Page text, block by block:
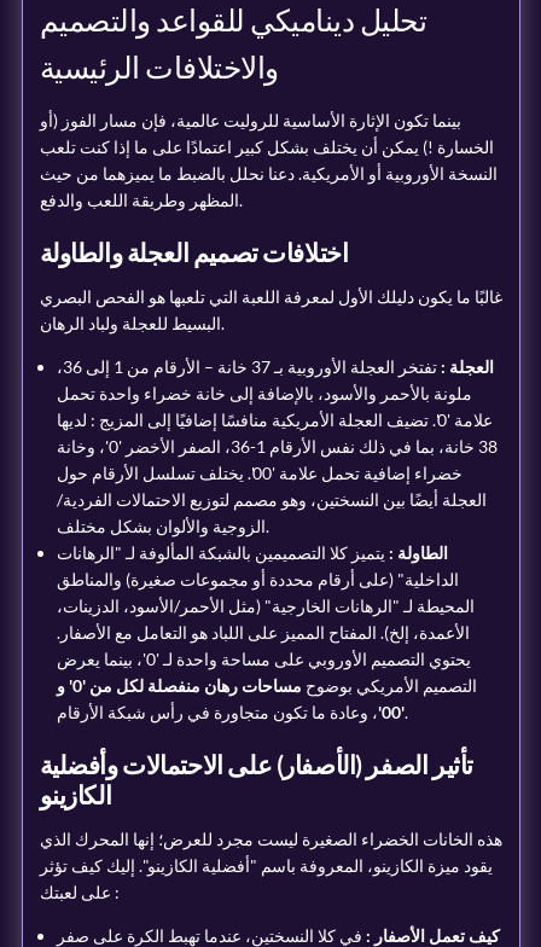
تحليل ديناميكي للقواعد والتصميم
والاختلافات الرئيسية
بينما تكون الإثارة الأساسية للروليت عالمية، فإن مسار الفوز (أو
الخسارة !) يمكن أن يختلف بشكل كبير اعتمادًا على ما إذا كنت تلعب
النسخة الأوروبية أو الأمريكية. دعنا نحلل بالضبط ما يميزهما من حيث
المظهر وطريقة اللعب والدفع.
اختلافات تصميم العجلة والطاولة
غالبًا ما يكون دليلك الأول لمعرفة اللعبة التي تلعبها هو الفحص البصري
البسيط للعجلة ولباد الرهان.
العجلة :
تفتخر العجلة الأوروبية بـ 37 خانة – الأرقام من 1 إلى 36،
ملونة بالأحمر والأسود، بالإضافة إلى خانة خضراء واحدة تحمل
علامة '0'. تضيف العجلة الأمريكية منافسًا إضافيًا إلى المزيج : لديها
38 خانة، بما في ذلك نفس الأرقام 1-36، الصفر الأخضر '0'، وخانة
خضراء إضافية تحمل علامة '00'. يختلف تسلسل الأرقام حول
العجلة أيضًا بين النسختين، وهو مصمم لتوزيع الاحتمالات الفردية/
الزوجية والألوان بشكل مختلف.
الطاولة : يتميز كلا التصميمين بالشبكة المألوفة لـ "الرهانات
الداخلية" (على أرقام محددة أو مجموعات صغيرة) والمناطق
المحيطة لـ "الرهانات الخارجية" (مثل الأحمر/الأسود، الدزينات،
الأعمدة، إلخ). المفتاح المميز على اللباد هو التعامل مع الأصفار.
يحتوي التصميم الأوروبي على مساحة واحدة لـ '0'، بينما يعرض
التصميم الأمريكي بوضوح
مساحات رهان منفصلة لكل من '0' و
'00'، وعادة ما تكون متجاورة في رأس شبكة الأرقام.
تأثير الصفر (الأصفار) على الاحتمالات وأفضلية
الكازينو
هذه الخانات الخضراء الصغيرة ليست مجرد للعرض؛ إنها المحرك الذي
يقود ميزة الكازينو، المعروفة باسم "أفضلية الكازينو". إليك كيف تؤثر
على لعبتك :
كيف تعمل الأصفار : في كلا النسختين، عندما تهبط الكرة على صفر